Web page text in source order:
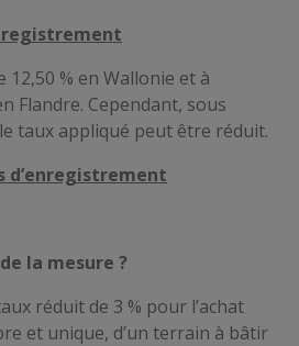
12,50 % en Wallonie et à
Flandre. Cependant, sous
taux appliqué peut être réduit.
d’enregistrement
la mesure ?
réduit de 3 % pour l’achat
et unique, d’un terrain à bâtir